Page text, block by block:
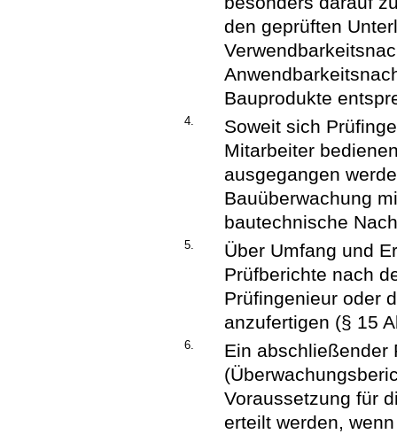
den geprüften
Bauprodukte
4.
Soweit sich
Mitarbeiter
ausgegangen
Bauüberwachung
bautechnische
5.
Über Umfang und
Prüfberichte nach
Prüfingenieur oder
anzufertigen (§ 15
6.
Ein abschließender
Voraussetzung für
erteilt werden,